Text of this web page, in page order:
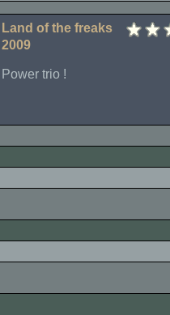
Land of the freaks
2009
Power trio !